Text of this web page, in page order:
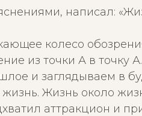
написал:
колесо
из точки А в точку
и заглядываем в
Жизнь около
аттракцион и